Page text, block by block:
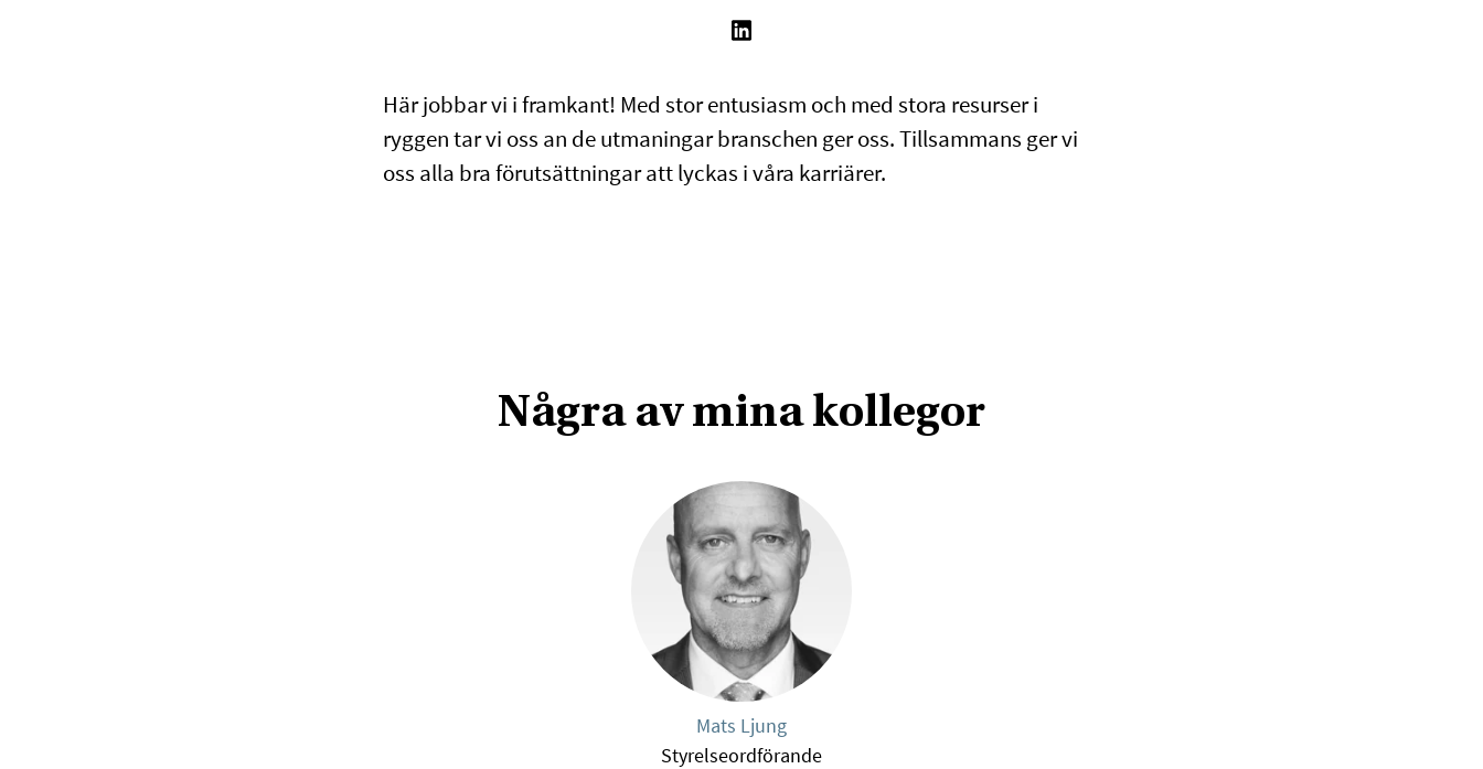
Här jobbar vi i framkant! Med stor entusiasm och med stora resurser i
ryggen tar vi oss an de utmaningar branschen ger oss. Tillsammans ger vi
oss alla bra förutsättningar att lyckas i våra karriärer.
Några av mina kollegor
Mats Ljung
Styrelseordförande